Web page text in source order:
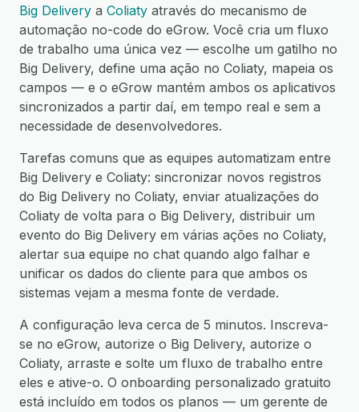
Big Delivery a Coliaty através do mecanismo de
automação no-code do eGrow. Você cria um fluxo
de trabalho uma única vez — escolhe um gatilho no
Big Delivery, define uma ação no Coliaty, mapeia os
campos — e o eGrow mantém ambos os aplicativos
sincronizados a partir daí, em tempo real e sem a
necessidade de desenvolvedores.
Tarefas comuns que as equipes automatizam entre
Big Delivery e Coliaty: sincronizar novos registros
do Big Delivery no Coliaty, enviar atualizações do
Coliaty de volta para o Big Delivery, distribuir um
evento do Big Delivery em várias ações no Coliaty,
alertar sua equipe no chat quando algo falhar e
unificar os dados do cliente para que ambos os
sistemas vejam a mesma fonte de verdade.
A configuração leva cerca de 5 minutos. Inscreva-
se no eGrow, autorize o Big Delivery, autorize o
Coliaty, arraste e solte um fluxo de trabalho entre
eles e ative-o. O onboarding personalizado gratuito
está incluído em todos os planos — um gerente de